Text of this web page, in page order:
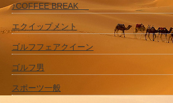
♪COFFEE BREAK
エクイップメント
ゴルフフェアクイーン
ゴルフ男
スポーツ一般